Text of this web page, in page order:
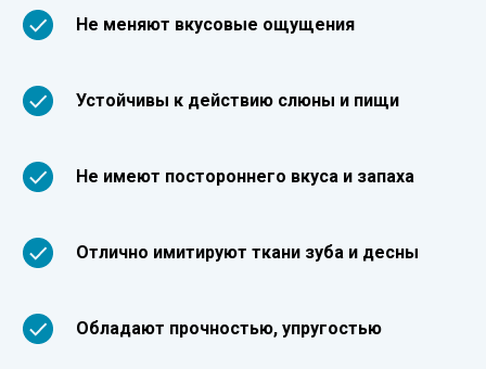
Не меняют вкусовые ощущения
Устойчивы к действию слюны и пищи
Не имеют постороннего вкуса и запаха
Отлично имитируют ткани зуба и десны
Обладают прочностью, упругостью